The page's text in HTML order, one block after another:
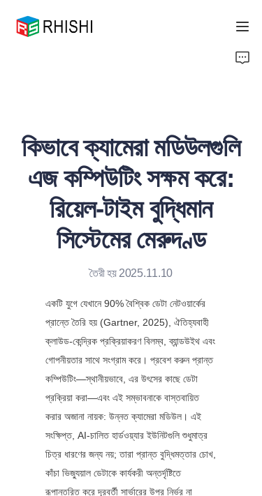
কিভাবে ক্যামেরা মডিউলগুলি
এজ কম্পিউটিং সক্ষম করে:
রিয়েল-টাইম বুদ্ধিমান
সিস্টেমের মেরুদণ্ড
তৈরী হয় 2025.11.10
একটি যুগে যেখানে 90% বৈশ্বিক ডেটা নেটওয়ার্কের
প্রান্তে তৈরি হয় (Gartner, 2025), ঐতিহ্যবাহী
ক্লাউড-কেন্দ্রিক প্রক্রিয়াকরণ বিলম্ব, ব্যান্ডউইথ এবং
গোপনীয়তার সাথে সংগ্রাম করে। প্রবেশ করুন প্রান্ত
কম্পিউটিং—স্থানীয়ভাবে, এর উৎসের কাছে ডেটা
প্রক্রিয়া করা—এবং এই সম্ভাবনাকে বাস্তবায়িত
করার অজানা নায়ক: উন্নত ক্যামেরা মডিউল। এই
সংক্ষিপ্ত, AI-চালিত হার্ডওয়্যার ইউনিটগুলি শুধুমাত্র
চিত্র ধারণের জন্য নয়; তারা প্রান্ত বুদ্ধিমত্তার চোখ,
কাঁচা ভিজ্যুয়াল ডেটাকে কার্যকরী অন্তর্দৃষ্টিতে
রূপান্তরিত করে দূরবর্তী সার্ভারের উপর নির্ভর না
About Us
News
Support